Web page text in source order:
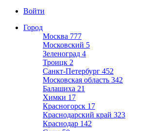
Войти
Город
Москва 777
Московский 5
Зеленоград 4
Троицк 2
Санкт-Петербург 452
Московская область 342
Балашиха 21
Химки 17
Красногорск 17
Краснодарский край 323
Краснодар 142